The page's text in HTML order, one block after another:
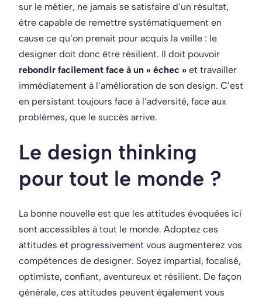
sur le métier, ne jamais se satisfaire d’un résultat,
être capable de remettre systématiquement en
cause ce qu’on prenait pour acquis la veille : le
designer doit donc être résilient. Il doit pouvoir
rebondir facilement face à un « échec » et travailler
immédiatement à l’amélioration de son design. C’est
en persistant toujours face à l’adversité, face aux
problèmes, que le succès arrive.
Le design thinking
pour tout le monde ?
La bonne nouvelle est que les attitudes évoquées ici
sont accessibles à tout le monde. Adoptez ces
attitudes et progressivement vous augmenterez vos
compétences de designer. Soyez impartial, focalisé,
optimiste, confiant, aventureux et résilient. De façon
générale, ces attitudes peuvent également vous